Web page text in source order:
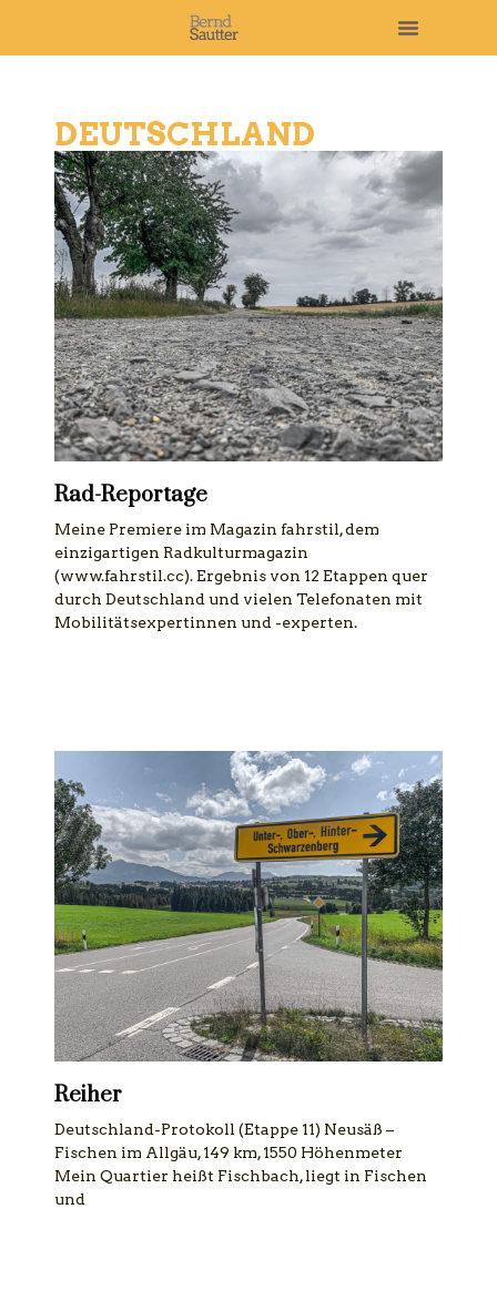
DEUTSCHLAND
Rad-Reportage
Meine Premiere im Magazin fahrstil, dem
einzigartigen Radkulturmagazin
(www.fahrstil.cc). Ergebnis von 12 Etappen quer
durch Deutschland und vielen Telefonaten mit
Mobilitätsexpertinnen und -experten.
Reiher
Deutschland-Protokoll (Etappe 11) Neusäß –
Fischen im Allgäu, 149 km, 1550 Höhenmeter
Mein Quartier heißt Fischbach, liegt in Fischen
und